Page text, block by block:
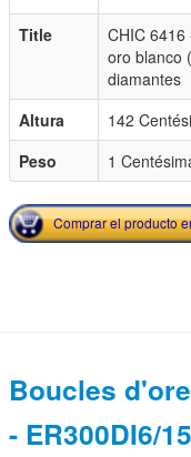
Title
CHIC
oro blanco
diamantes
Altura
142
Peso
1
Comprar el producto
Boucles
- ER300DI6/15